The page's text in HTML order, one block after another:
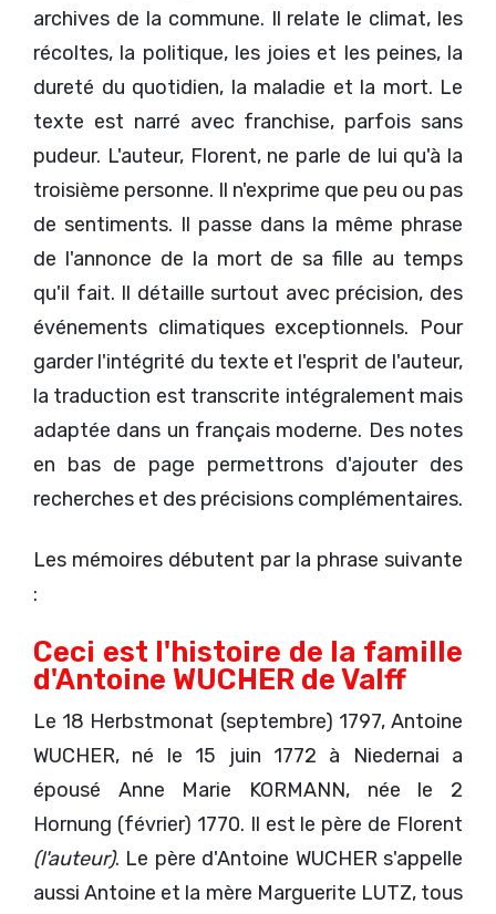
archives de la commune. Il relate le climat, les
récoltes, la politique, les joies et les peines, la
dureté du quotidien, la maladie et la mort. Le
texte est narré avec franchise, parfois sans
pudeur. L'auteur, Florent, ne parle de lui qu'à la
troisième personne. Il n'exprime que peu ou pas
de sentiments. Il passe dans la même phrase
de l'annonce de la mort de sa fille au temps
qu'il fait. Il détaille surtout avec précision, des
événements climatiques exceptionnels. Pour
garder l'intégrité du texte et l'esprit de l'auteur,
la traduction est transcrite intégralement mais
adaptée dans un français moderne. Des notes
en bas de page permettrons d'ajouter des
recherches et des précisions complémentaires.
Les mémoires débutent par la phrase suivante
:
Ceci est l'histoire de la famille
d'Antoine WUCHER de Valff
Le 18 Herbstmonat (septembre) 1797, Antoine
WUCHER, né le 15 juin 1772 à Niedernai a
épousé Anne Marie KORMANN, née le 2
Hornung (février) 1770. Il est le père de Florent
(l'auteur). Le père d'Antoine WUCHER s'appelle
aussi Antoine et la mère Marguerite LUTZ, tous